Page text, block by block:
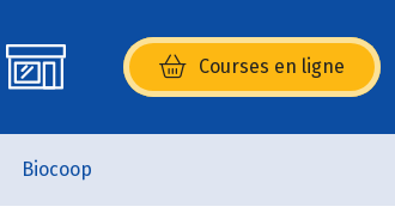
Courses en ligne
(s’ouvre dans une nouvelle
Biocoop